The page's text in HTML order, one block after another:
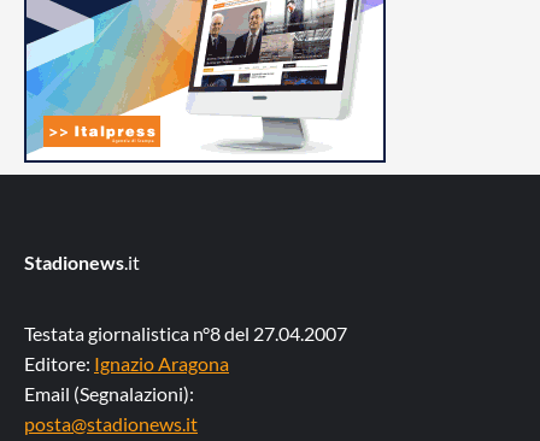
Stadionews.it
Testata giornalistica n°8 del 27.04.2007
Editore: Ignazio Aragona
Email (Segnalazioni):
posta@stadionews.it